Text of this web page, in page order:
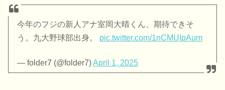
今年のフジの新人アナ室岡大晴くん、期待できそ
う。九大野球部出身。 pic.twitter.com/1nCMUIpAum
— folder7 (@folder7)April 1, 2025